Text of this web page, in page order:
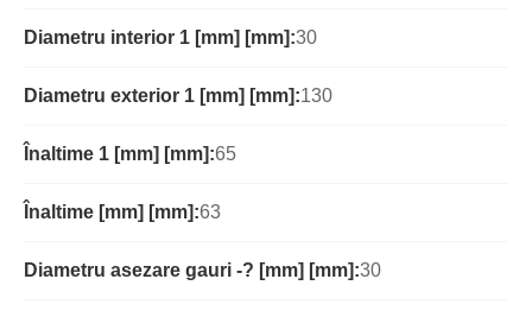
Diametru interior 1 [mm] [mm]:30
Diametru exterior 1 [mm] [mm]:130
Înaltime 1 [mm] [mm]:65
Înaltime [mm] [mm]:63
Diametru asezare gauri -? [mm] [mm]:30